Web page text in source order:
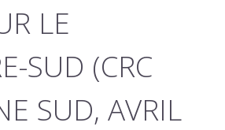
LE
SUD (CRC
SUD, AVRIL